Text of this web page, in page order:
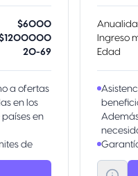
crédito
por
$6000
20-69
a ofertas
en los
en
de
Ingreso
Edad
que